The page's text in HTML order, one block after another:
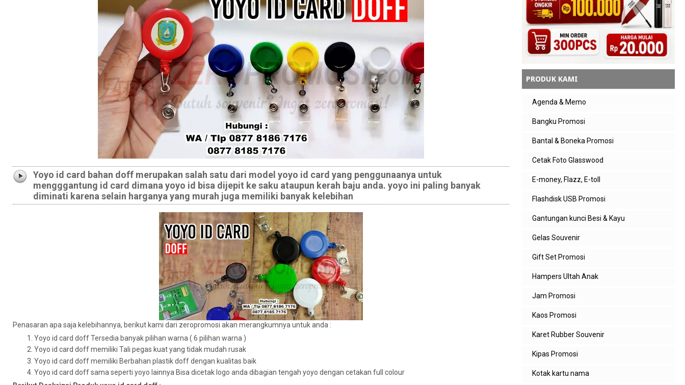
Yoyo id card bahan doff merupakan salah satu dari model yoyo id card yang penggunaanya untuk
mengggantung id card dimana yoyo id bisa dijepit ke saku ataupun kerah baju anda. yoyo ini paling banyak
diminati karena selain harganya yang murah juga memiliki banyak kelebihan
Penasaran apa saja kelebihannya, berikut kami dari zeropromosi akan merangkumnya untuk anda :
Yoyo id card doff Tersedia banyak pilihan warna ( 6 pilihan warna )
Yoyo id card doff memiliki Tali pegas kuat yang tidak mudah rusak
Yoyo id card doff memiliki Berbahan plastik doff dengan kualitas baik
Yoyo id card doff sama seperti yoyo lainnya Bisa dicetak logo anda dibagian tengah yoyo dengan cetakan full colour
PRODUK KAMI
Agenda & Memo
Bangku Promosi
Bantal & Boneka Promosi
Cetak Foto Glasswood
E-money, Flazz, E-toll
Flashdisk USB Promosi
Gantungan kunci Besi & Kayu
Gelas Souvenir
Gift Set Promosi
Hampers Ultah Anak
Jam Promosi
Kaos Promosi
Karet Rubber Souvenir
Kipas Promosi
Kotak kartu nama